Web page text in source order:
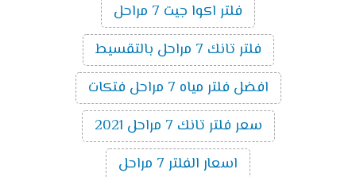
فلتر اكوا جيت 7 مراحل
فلتر تانك 7 مراحل بالتقسيط
افضل فلتر مياه 7 مراحل فتكات
سعر فلتر تانك 7 مراحل 2021
اسعار الفلتر 7 مراحل